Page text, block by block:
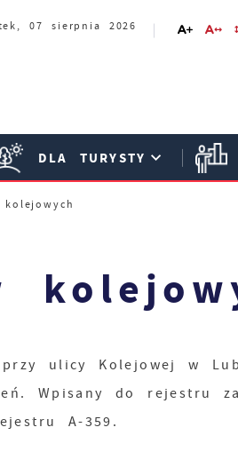
07 sierpnia 2026
DLA TURYSTY
ulicy Kolejowej w
Wpisany do rejestru
A-359.